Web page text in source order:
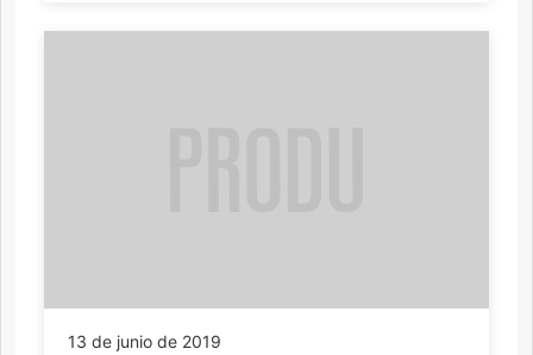
13 de junio de 2019